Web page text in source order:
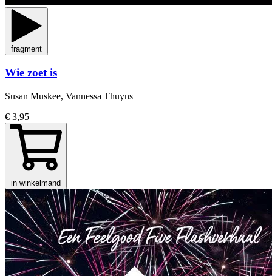
fragment
Wie zoet is
Susan Muskee, Vannessa Thuyns
€ 3,95
in winkelmand